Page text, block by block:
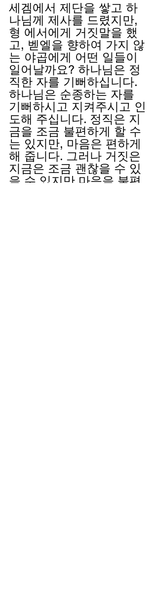
세겜에서 제단을 쌓고 하
나님께 제사를 드렸지만,
형 에서에게 거짓말을 했
고, 벧엘을 향하여 가지 않
는 야곱에게 어떤 일들이
일어날까요? 하나님은 정
직한 자를 기뻐하십니다.
하나님은 순종하는 자를
기뻐하시고 지켜주시고 인
도해 주십니다. 정직은 지
금을 조금 불편하게 할 수
는 있지만, 마음은 편하게
해 줍니다. 그러나 거짓은
지금은 조금 괜찮을 수 있
을 수 있지만 마음을 불편